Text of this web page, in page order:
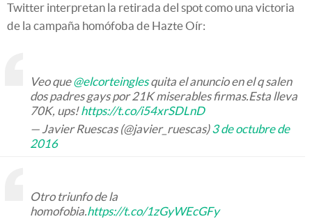
Twitter interpretan la retirada del spot como una victoria
de la campaña homófoba de Hazte Oír:
Veo que@elcorteinglesquita el anuncio en el q salen
dos padres gays por 21K miserables firmas.Esta lleva
70K, ups!https://t.co/i54xrSDLnD
— Javier Ruescas (@javier_ruescas)3 de octubre de
2016
Otro triunfo de la
homofobia.https://t.co/1zGyWEcGFy